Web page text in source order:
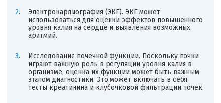
Электрокардиография (ЭКГ). ЭКГ может
использоваться для оценки эффектов повышенного
уровня калия на сердце и выявления возможных
аритмий.
Исследование почечной функции. Поскольку почки
играют важную роль в регуляции уровня калия в
организме, оценка их функции может быть важным
этапом диагностики. Это может включать в себя
тесты креатинина и клубочковой фильтрации почек.